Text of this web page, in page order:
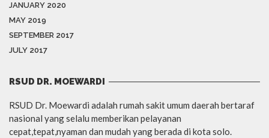
JANUARY 2020
MAY 2019
SEPTEMBER 2017
JULY 2017
RSUD DR. MOEWARDI
RSUD Dr. Moewardi adalah rumah sakit umum daerah bertaraf
nasional yang selalu memberikan pelayanan
cepat,tepat,nyaman dan mudah yang berada di kota solo.